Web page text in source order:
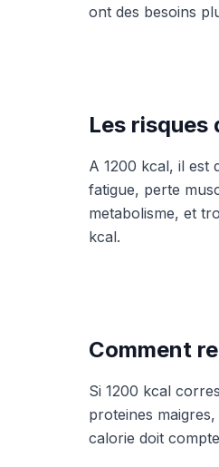
ont des besoins
Les risques
A 1200 kcal, il est
fatigue, perte
metabolisme, et
kcal.
Comment
Si 1200 kcal
proteines
calorie doit